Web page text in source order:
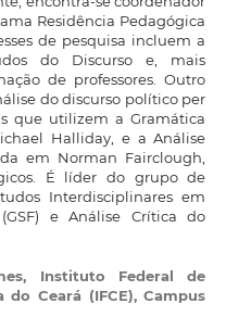
Residência Pedagógica
de pesquisa incluem a
do Discurso e, mais
de professores. Outro
do discurso político per
que utilizem a Gramática
Halliday, e a Análise
em Norman Fairclough,
É líder do grupo de
Interdisciplinares em
e Análise Crítica do
Instituto Federal de
do Ceará (IFCE), Campus